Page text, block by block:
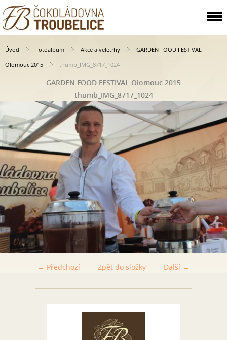
Úvod Fotoalbum Akce a veletrhy
GARDEN FOOD FESTIVAL
Olomouc 2015
thumb_IMG_8717_1024
GARDEN FOOD FESTIVAL Olomouc 2015
thumb_IMG_8717_1024
← Předchozí Další →
Zpět do složky